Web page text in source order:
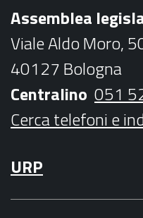
o
k
r
r
a
m
b
e
Assemblea
Viale Aldo Moro,
40127 Bologna
Centralino 051
Cerca telefoni e
URP